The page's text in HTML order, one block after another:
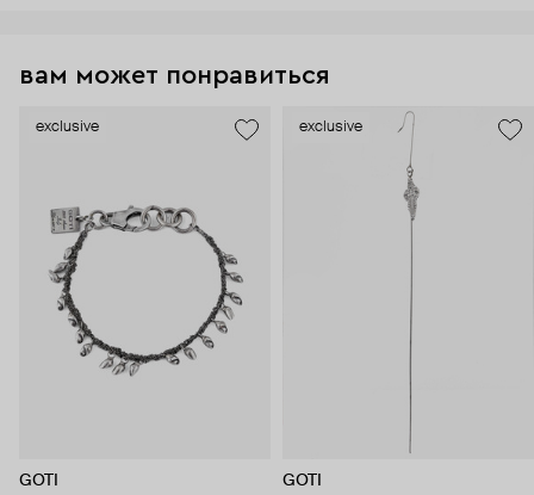
вам может понравиться
exclusive
GOTI
exclusive
GOTI